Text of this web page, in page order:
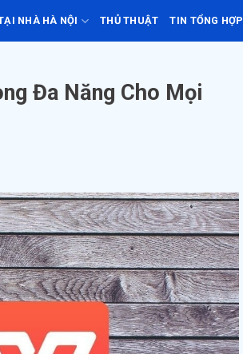
NHÀ HÀ NỘI THỦ THUẬT TIN TỔNG HỢP
Đa Năng Cho Mọi